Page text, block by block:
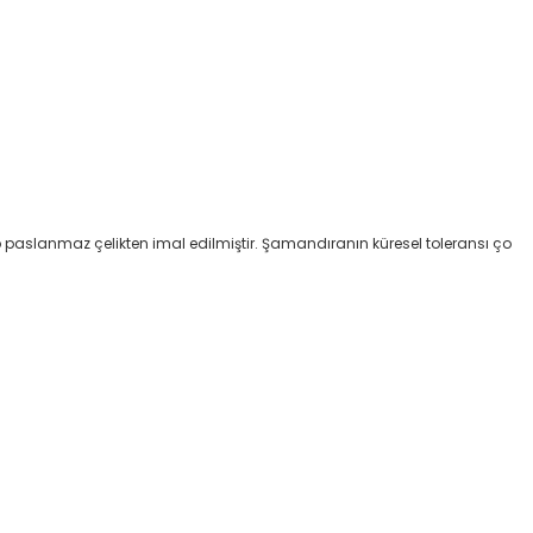
çelikten imal edilmiştir. Şamandıranın küresel toleransı ço